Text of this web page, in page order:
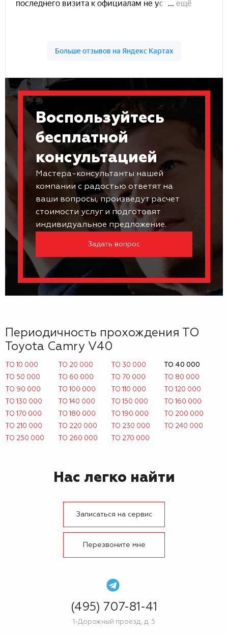
Воспользуйтесь
бесплатной
консультацией
Мастера-консультанты нашей
компании с радостью ответят на
ваши вопросы, произведут расчет
стоимости услуг и подготовят
индивидуальное предложение.
Задать вопрос
Периодичность прохождения ТО
Toyota Camry V40
ТО 10 000 ТО 20 000 ТО 30 000
ТО 40 000
ТО 50 000
ТО 60 000 ТО 70 000
ТО 80 000
ТО 90 000
ТО 100 000 ТО 110 000
ТО 120 000
ТО 130 000
ТО 140 000 ТО 150 000
ТО 160 000
ТО 170 000
ТО 180 000 ТО 190 000
ТО 200 000
ТО 210 000
ТО 220 000 ТО 230 000
ТО 240 000
ТО 250 000
ТО 260 000 ТО 270 000
Нас легко найти
Записаться на сервис
Перезвоните мне
(495) 707-81-41
1-Дорожный проезд, д. 5